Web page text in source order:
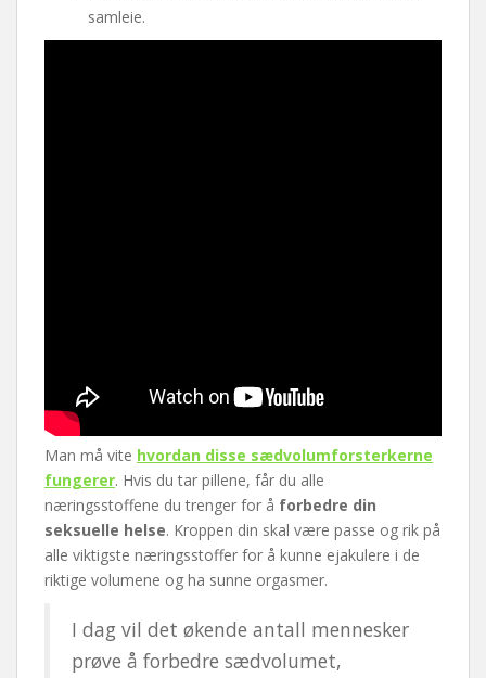
samleie.
Man må vite hvordan disse sædvolumforsterkerne
fungerer. Hvis du tar pillene, får du alle
næringsstoffene du trenger for å forbedre din
seksuelle helse. Kroppen din skal være passe og rik på
alle viktigste næringsstoffer for å kunne ejakulere i de
riktige volumene og ha sunne orgasmer.
I dag vil det økende antall mennesker
prøve å forbedre sædvolumet,